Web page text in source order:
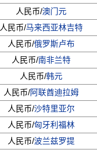
人民币/澳门元
人民币/马来西亚林吉特
人民币/俄罗斯卢布
人民币/南非兰特
人民币/韩元
人民币/阿联酋迪拉姆
人民币/沙特里亚尔
人民币/匈牙利福林
人民币/波兰兹罗提